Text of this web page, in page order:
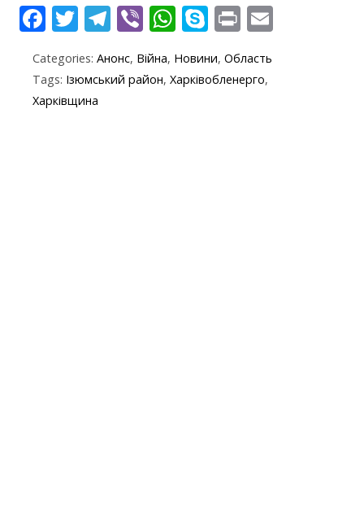
F
e
b
T
itt
er
T
e
gr
Vi
b
er
W
at
s
S
y
Pr
t
Categories: Анонс, Війна, Новини, Область
Tags: Ізюмський район, Харківобленерго,
Харківщина